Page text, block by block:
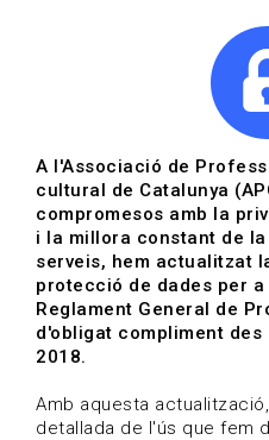
Actualitza't
Vols estar al dia?
HOME / BLOG
A l'Associació de
cultural de Catalunya
compromesos amb la
i la millora constant de
serveis, hem actualitzat
protecció de dades per
Reglament General de
d'obligat compliment des
2018.
Amb aquesta
detallada de l'ús que fem